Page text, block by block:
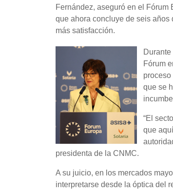
Fernández, aseguró en el
que ahora concluye de seis
más satisfacción.
Fórum
que se
“El
que
presidenta de la CNMC.
A su juicio, en los mercados
interpretarse desde la óptica del